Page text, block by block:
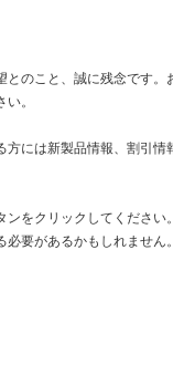
とのこと、誠に残念です
。
方には新製品情報、割引
ンをクリックしてくださ
要があるかもしれません。